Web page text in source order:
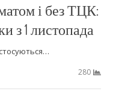
і без ТЦК:
з 1 листопада
280